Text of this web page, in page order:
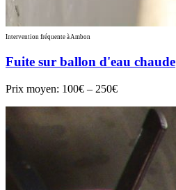
Intervention fréquente à Ambon
Fuite sur ballon d'eau chaude
Prix moyen: 100€ – 250€